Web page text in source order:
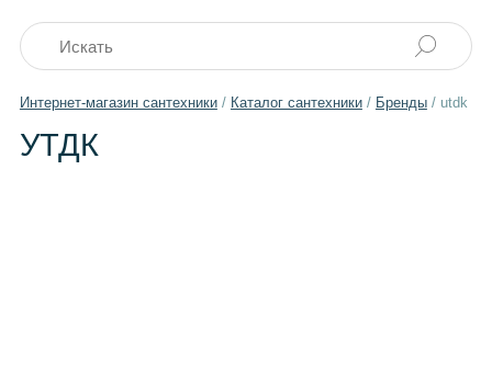
Интернет-магазин сантехники/ Каталог сантехники/ Бренды/ utdk
УТДК